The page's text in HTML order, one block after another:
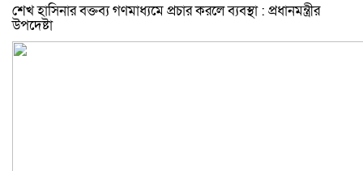
শেখ হাসিনার বক্তব্য গণমাধ্যমে প্রচার করলে ব্যবস্থা : প্রধানমন্ত্রীর
উপদেষ্টা